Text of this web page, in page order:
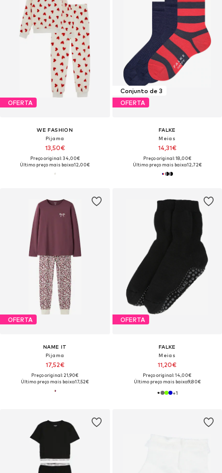
OFERTA
WE FASHION
Pijama
13,50€
Preço original: 34,00€
Último preço mais baixo:12,00€
Conjunto de 3
OFERTA
FALKE
Meias
14,31€
Preço original: 18,00€
Último preço mais baixo:12,72€
OFERTA
NAME IT
Pijama
17,52€
Preço original: 21,90€
Último preço mais baixo:17,52€
OFERTA
FALKE
Meias
11,20€
Preço original: 14,00€
Último preço mais baixo:9,80€
+1